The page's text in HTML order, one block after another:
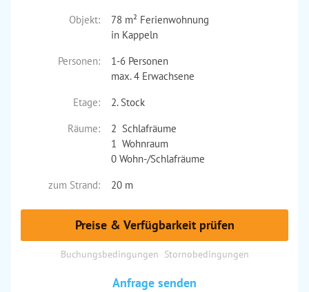
Objekt:
78 m² Ferienwohnung
in Kappeln
Personen:
1-6 Personen
max. 4 Erwachsene
Etage:
2. Stock
Räume:
2 Schlafräume
1 Wohnraum
0 Wohn-/Schlafräume
zum Strand:
20 m
Preise & Verfügbarkeit prüfen
Buchungsbedingungen Stornobedingungen
Anfrage senden